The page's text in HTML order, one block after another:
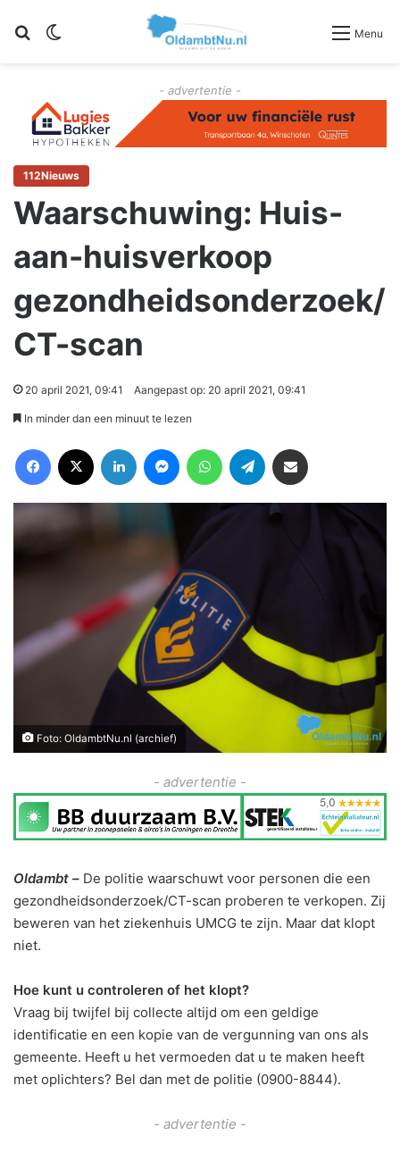
Zoeken Menu
- advertentie -
112Nieuws
Waarschuwing: Huis-
aan-huisverkoop
gezondheidsonderzoek/
CT-scan
20 april 2021, 09:41 Aangepast op: 20 april 2021, 09:41
In minder dan een minuut te lezen
Foto: OldambtNu.nl (archief)
- advertentie -
Oldambt – De politie waarschuwt voor personen die een
gezondheidsonderzoek/CT-scan proberen te verkopen. Zij
beweren van het ziekenhuis UMCG te zijn. Maar dat klopt
niet.
Hoe kunt u controleren of het klopt?
Vraag bij twijfel bij collecte altijd om een geldige
identificatie en een kopie van de vergunning van ons als
gemeente. Heeft u het vermoeden dat u te maken heeft
met oplichters? Bel dan met de politie (0900-8844).
- advertentie -